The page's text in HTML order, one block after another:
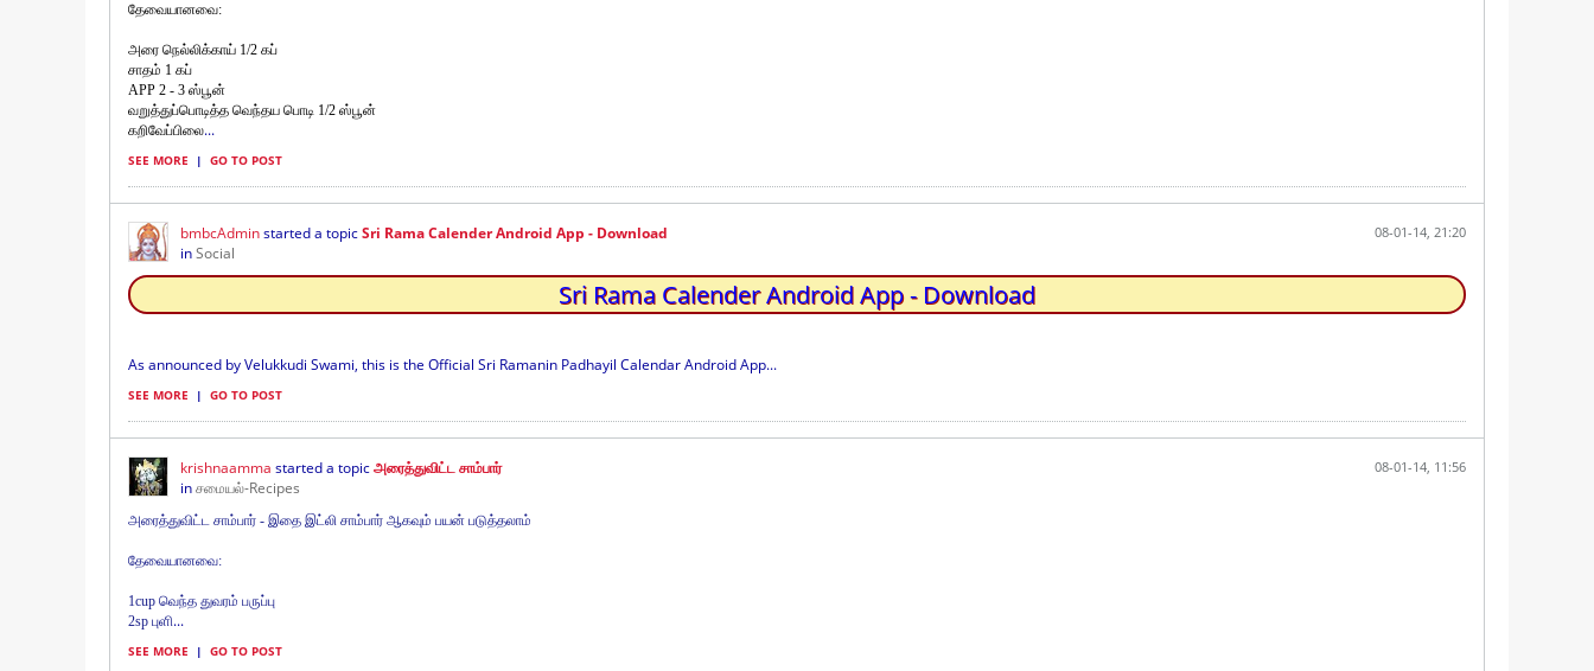
தேவையானவை:
அரை நெல்லிக்காய் 1/2 கப்
சாதம் 1 கப்
APP 2 - 3 ஸ்பூன்
வறுத்துப்பொடித்த வெந்தய பொடி 1/2 ஸ்பூன்
கறிவேப்பிலை...
SEE MORE | GO TO POST
bmbcAdminstarted a topicSri Rama Calender Android App - Download
inSocial
08-01-14, 21:20
Sri Rama Calender Android App - Download
As announced by Velukkudi Swami, this is the Official Sri Ramanin Padhayil Calendar Android App...
SEE MORE | GO TO POST
krishnaamma started a topicஅரைத்துவிட்ட சாம்பார்
inசமையல்-Recipes
08-01-14, 11:56
அரைத்துவிட்ட சாம்பார் - இதை இட்லி சாம்பார் ஆகவும் பயன் படுத்தலாம்
தேவையானவை:
1cup வெந்த துவரம் பருப்பு
2sp புளி...
SEE MORE | GO TO POST